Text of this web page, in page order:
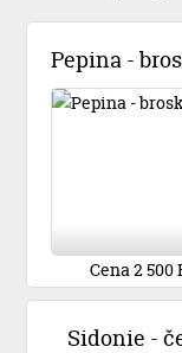
Cena 2 500
Sidonie -